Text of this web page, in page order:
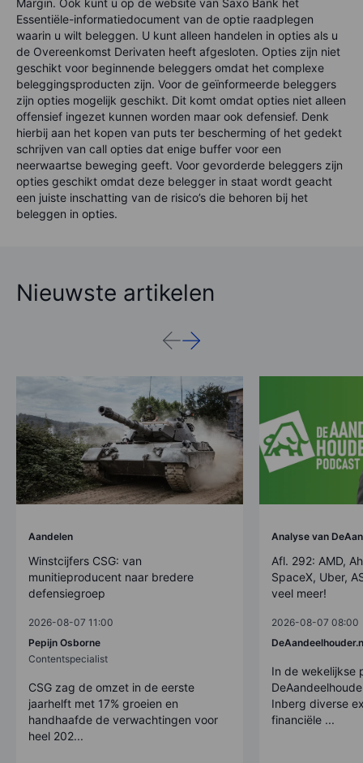
Margin. Ook kunt u op de website van Saxo Bank het
Essentiële-informatiedocument van de optie raadplegen
waarin u wilt beleggen. U kunt alleen handelen in opties als u
de Overeenkomst Derivaten heeft afgesloten. Opties zijn niet
geschikt voor beginnende beleggers omdat het complexe
beleggingsproducten zijn. Voor de geïnformeerde beleggers
zijn opties mogelijk geschikt. Dit komt omdat opties niet alleen
offensief ingezet kunnen worden maar ook defensief. Denk
hierbij aan het kopen van puts ter bescherming of het gedekt
schrijven van call opties dat enige buffer voor een
neerwaartse beweging geeft. Voor gevorderde beleggers zijn
opties geschikt omdat deze belegger in staat wordt geacht
een juiste inschatting van de risico’s die behoren bij het
beleggen in opties.
Nieuwste artikelen
Aandelen
Winstcijfers CSG: van
munitieproducent naar bredere
defensiegroep
2026-08-07 11:00
Pepijn Osborne
Contentspecialist
CSG zag de omzet in de eerste
jaarhelft met 17% groeien en
handhaafde de verwachtingen voor
heel 202...
Analyse van
Afl. 292: AMD,
SpaceX, Uber,
veel meer!
2026-08-07 08:00
In de wekelijkse
Inberg diverse
financiële ...